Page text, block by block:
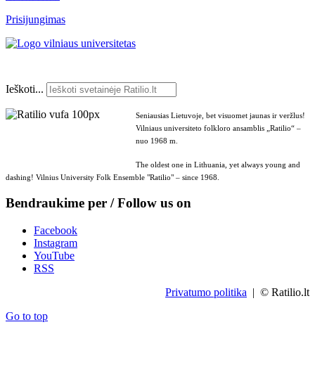
Prisijungimas
Ieškoti...
Seniausias Lietuvoje, bet visuomet jaunas ir veržlus!
Vilniaus universiteto folkloro ansamblis „Ratilio“ –
nuo 1968 m.
The oldest one in Lithuania, yet always young and
dashing! Vilnius University Folk Ensemble "Ratilio" – since 1968.
Bendraukime per / Follow us on
Facebook
Instagram
YouTube
RSS
Privatumo politika | © Ratilio.lt
Go to top